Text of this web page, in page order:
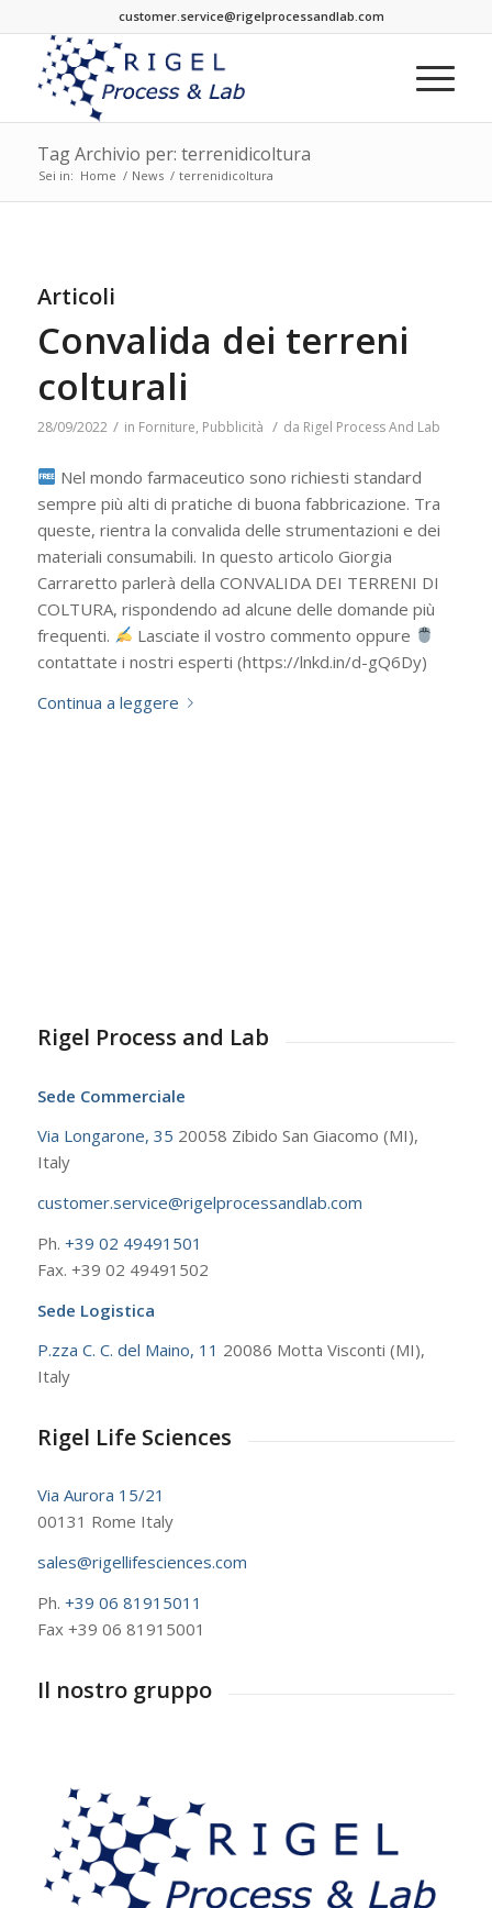
customer.service@rigelprocessandlab.com
Tag Archivio per: terrenidicoltura
Sei in: Home / News / terrenidicoltura
Articoli
Convalida dei terreni
colturali
28/09/2022 / in Forniture, Pubblicità / da Rigel Process And Lab
Nel mondo farmaceutico sono richiesti standard
sempre più alti di pratiche di buona fabbricazione. Tra
queste, rientra la convalida delle strumentazioni e dei
materiali consumabili. In questo articolo Giorgia
Carraretto parlerà della CONVALIDA DEI TERRENI DI
COLTURA, rispondendo ad alcune delle domande più
frequenti.
Lasciate il vostro commento oppure
contattate i nostri esperti (https://lnkd.in/d-gQ6Dy)
Continua a leggere
Rigel Process and Lab
Sede Commerciale
Via Longarone, 35 20058 Zibido San Giacomo (MI),
Italy
customer.service@rigelprocessandlab.com
Ph. +39 02 49491501
Fax. +39 02 49491502
Sede Logistica
P.zza C. C. del Maino, 11 20086 Motta Visconti (MI),
Italy
Rigel Life Sciences
Via Aurora 15/21
00131 Rome Italy
sales@rigellifesciences.com
Ph. +39 06 81915011
Fax +39 06 81915001
Il nostro gruppo